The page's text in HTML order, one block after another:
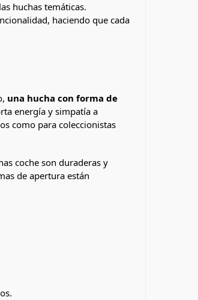
huchas temáticas.
haciendo que cada
una hucha con forma de
energía y simpatía a
como para coleccionistas
coche son duraderas y
de apertura están